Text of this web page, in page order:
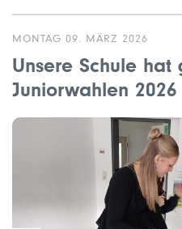
MONTAG 09. MÄRZ 2026
Unsere Schule hat
Juniorwahlen 2026